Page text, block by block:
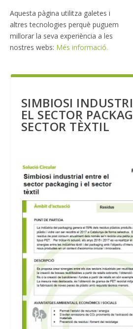
SIMBIOSI
EL SECTOR
SECTOR TÈXTIL
Aquesta pàgina utilitza galetes i
altres tecnologies perquè puguem
millorar la seva experiència a les
nostres webs: Més informació.